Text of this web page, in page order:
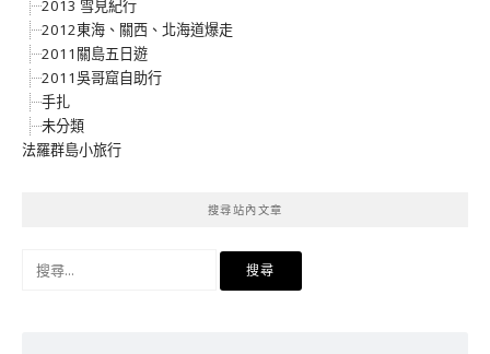
2013 雪見紀行
2012東海、關西、北海道爆走
2011關島五日遊
2011吳哥窟自助行
手扎
未分類
法羅群島小旅行
搜尋站內文章